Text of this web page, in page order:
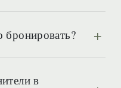
бронировать?
в